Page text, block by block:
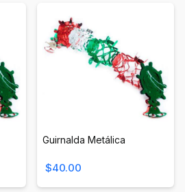
Guirnalda Metálica
$40.00